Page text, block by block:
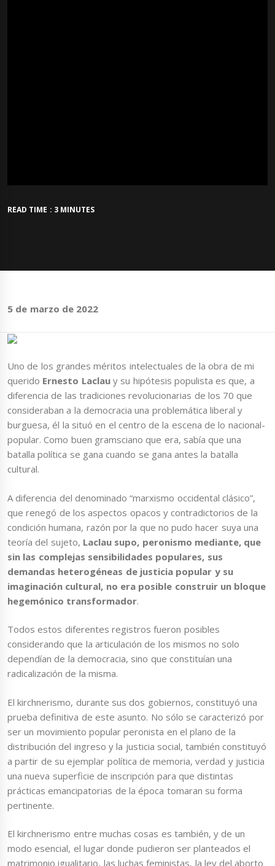
READ TIME : 3 MINUTES
5 de marzo de 2022
Uno de los grandes méritos intelectuales de la obra de mi
querido Ernesto Laclau y su hipótesis populista es que, a
diferencia de las tradiciones revolucionarias de los 70 que
consideraban a la democracia una problemática liberal y
burguesa, él la situó en el centro de la escena de lo nacional-
popular. Como buen gramsciano que era, sabía que una
batalla política se gana cuando se gana antes la batalla
cultural.
A diferencia del denominado “marxismo occidental clásico”,
que renegó de los aspectos opacos y contradictorios de la
condición humana, razón por la que no pudo hacer suya una
teoría del sujeto, Laclau supo, peronismo mediante, que
sin las complejas sensibilidades populares, sus
demandas heterogéneas de justicia popular y su
imaginación cultural, no era posible construir un bloque
hegemónico transformador.
Todos estos diferentes registros fueron posibles
considerando que la articulación de los mismos no solo
dependían de la democracia, sino que constituían una
radicalización de la misma.
El kirchnerismo, durante sus dos gobiernos, constituyó una
prueba definitiva de este asunto. No sólo se caracterizó por
ser un movimiento popular peronista en el plano de la
distribución del ingreso y la justicia social, también constituyó
a partir de su ejemplar política de memoria, verdad y justicia
una nueva superficie de inscripción para que distintas
prácticas emancipatorias de la época tomaran su forma
pertinente.
El kirchnerismo entre muchas cosas es también, y de un
modo esencial, el lugar donde pudieron ser planteados el
matrimonio igualitario, las luchas feministas, la ley del aborto